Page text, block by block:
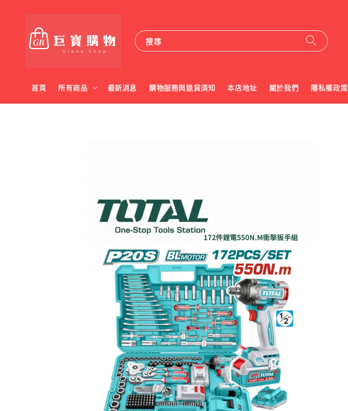
搜尋
首頁 所有商品 最新消息 購物服務與退貨須知 本店地址 關於我們 隱私權政策